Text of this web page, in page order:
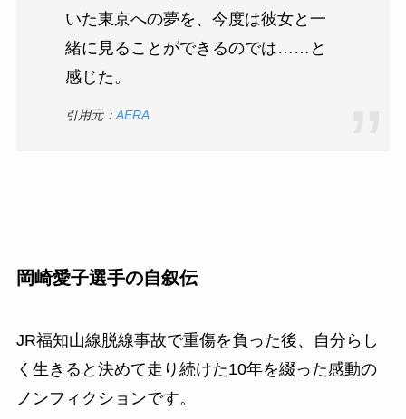
いた東京への夢を、今度は彼女と一
緒に見ることができるのでは……と
感じた。
引用元：AERA
岡崎愛子選手の自叙伝
JR福知山線脱線事故で重傷を負った後、自分らし
く生きると決めて走り続けた10年を綴った感動の
ノンフィクションです。